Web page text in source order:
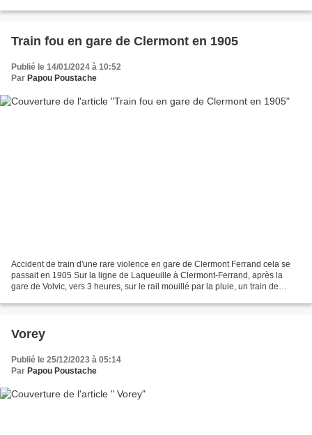
Train fou en gare de Clermont en 1905
Publié le 14/01/2024 à 10:52
Par Papou Poustache
Accident de train d'une rare violence en gare de Clermont Ferrand cela se
passait en 1905 Sur la ligne de Laqueuille à Clermont-Ferrand, après la
gare de Volvic, vers 3 heures, sur le rail mouillé par la pluie, un train de
Vorey
Publié le 25/12/2023 à 05:14
Par Papou Poustache